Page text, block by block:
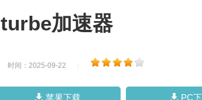
turbe加速器
时间：2025-09-22
苹果下载 PC